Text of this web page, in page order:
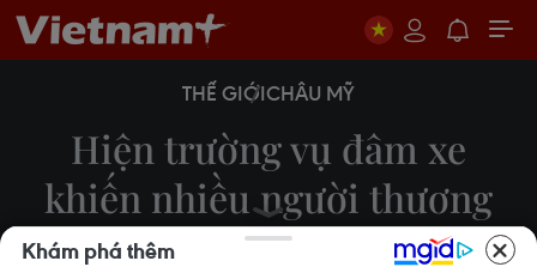
THẾ GIỚICHÂU MỸ
Hiện trường vụ đâm xe
khiến nhiều người thương
vong ở Canada
Khám phá thêm